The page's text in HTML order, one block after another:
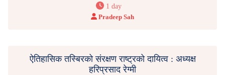
1 day
Pradeep Sah
ऐतिहासिक तस्बिरको संरक्षण राष्ट्रको दायित्व : अध्यक्ष
हरिप्रसाद रेग्मी